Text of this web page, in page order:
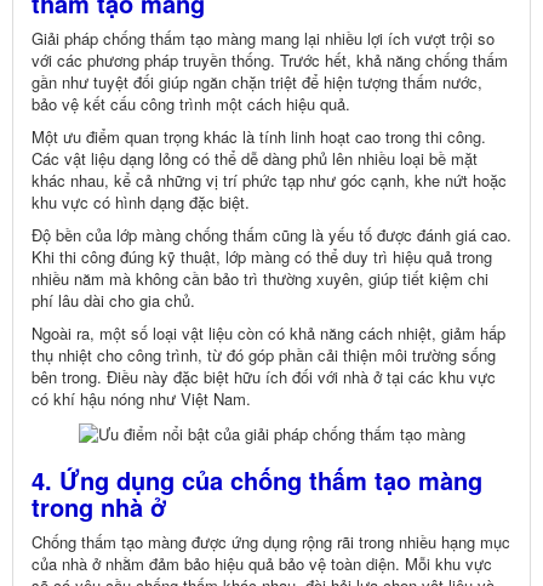
Giải pháp chống thấm tạo màng mang lại nhiều lợi ích vượt trội so
với các phương pháp truyền thống. Trước hết, khả năng chống thấm
gần như tuyệt đối giúp ngăn chặn triệt để hiện tượng thấm nước,
bảo vệ kết cấu công trình một cách hiệu quả.
Một ưu điểm quan trọng khác là tính linh hoạt cao trong thi công.
Các vật liệu dạng lỏng có thể dễ dàng phủ lên nhiều loại bề mặt
khác nhau, kể cả những vị trí phức tạp như góc cạnh, khe nứt hoặc
khu vực có hình dạng đặc biệt.
Độ bền của lớp màng chống thấm cũng là yếu tố được đánh giá cao.
Khi thi công đúng kỹ thuật, lớp màng có thể duy trì hiệu quả trong
nhiều năm mà không cần bảo trì thường xuyên, giúp tiết kiệm chi
phí lâu dài cho gia chủ.
Ngoài ra, một số loại vật liệu còn có khả năng cách nhiệt, giảm hấp
thụ nhiệt cho công trình, từ đó góp phần cải thiện môi trường sống
bên trong. Điều này đặc biệt hữu ích đối với nhà ở tại các khu vực
có khí hậu nóng như Việt Nam.
4. Ứng dụng của chống thấm tạo màng
trong nhà ở
Chống thấm tạo màng được ứng dụng rộng rãi trong nhiều hạng mục
của nhà ở nhằm đảm bảo hiệu quả bảo vệ toàn diện. Mỗi khu vực